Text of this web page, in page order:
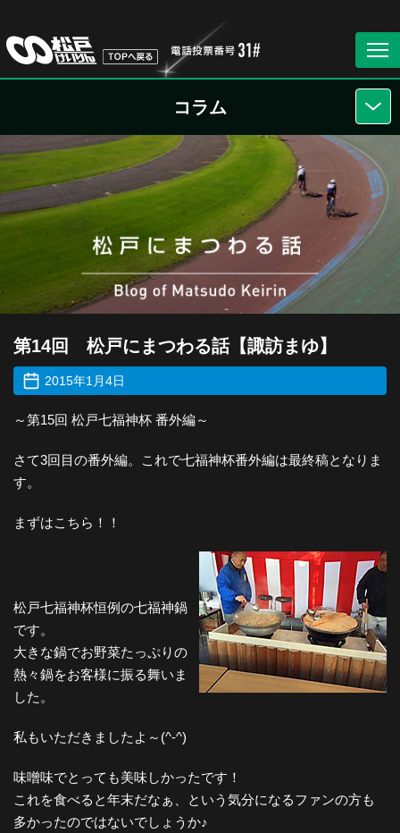
コラム
第14回 松戸にまつわる話【諏訪まゆ】
2015年1月4日
～第15回 松戸七福神杯 番外編～
さて3回目の番外編。これで七福神杯番外編は最終稿となりま
す。
まずはこちら！！
松戸七福神杯恒例の七福神鍋
です。
大きな鍋でお野菜たっぷりの
熱々鍋をお客様に振る舞いま
した。
私もいただきましたよ～(^-^)
味噌味でとっても美味しかったです！
これを食べると年末だなぁ、という気分になるファンの方も
多かったのではないでしょうか♪